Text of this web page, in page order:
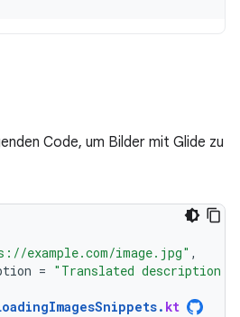
Code, um Bilder mit Glide zu
example.com/image.jpg" ,
= "Translated description
. kt